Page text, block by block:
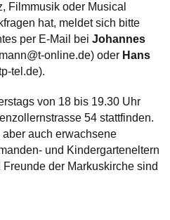
Filmmusik oder Musical
hat, meldet sich bitte
per E-Mail bei Johannes
online.de) oder Hans
tel.de).
von 18 bis 19.30 Uhr
54 stattfinden.
auch erwachsene
und Kindergarteneltern
der Markuskirche sind